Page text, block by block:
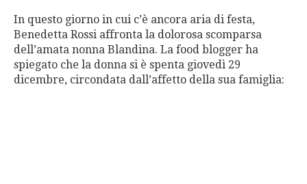
In questo giorno in cui c’è ancora aria di festa,
Benedetta Rossi affronta la dolorosa scomparsa
dell’amata nonna Blandina. La food blogger ha
spiegato che la donna si è spenta giovedì 29
dicembre, circondata dall’affetto della sua famiglia: